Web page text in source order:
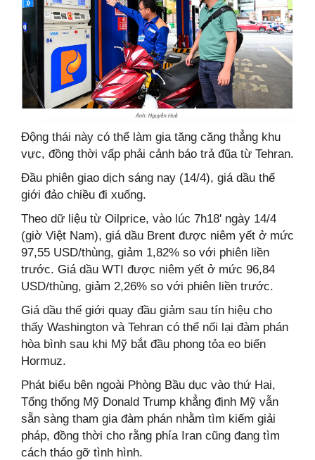
Động thái này có thể làm gia tăng căng thẳng khu
vực, đồng thời vấp phải cảnh báo trả đũa từ Tehran.
Đầu phiên giao dịch sáng nay (14/4), giá dầu thế
giới đảo chiều đi xuống.
Theo dữ liệu từ Oilprice, vào lúc 7h18' ngày 14/4
(giờ Việt Nam), giá dầu Brent được niêm yết ở mức
97,55 USD/thùng, giảm 1,82% so với phiên liền
trước. Giá dầu WTI được niêm yết ở mức 96,84
USD/thùng, giảm 2,26% so với phiên liền trước.
Giá dầu thế giới quay đầu giảm sau tín hiệu cho
thấy Washington và Tehran có thể nối lại đàm phán
hòa bình sau khi Mỹ bắt đầu phong tỏa eo biển
Hormuz.
Phát biểu bên ngoài Phòng Bầu dục vào thứ Hai,
Tổng thống Mỹ Donald Trump khẳng định Mỹ vẫn
sẵn sàng tham gia đàm phán nhằm tìm kiếm giải
pháp, đồng thời cho rằng phía Iran cũng đang tìm
cách tháo gỡ tình hình.